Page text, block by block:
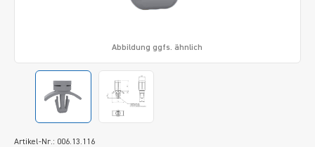
Artikel-Nr.: 006.13.116
Abbildung ggfs. ähnlich